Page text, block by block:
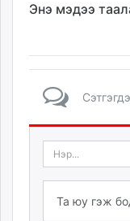
Энэ мэдээ